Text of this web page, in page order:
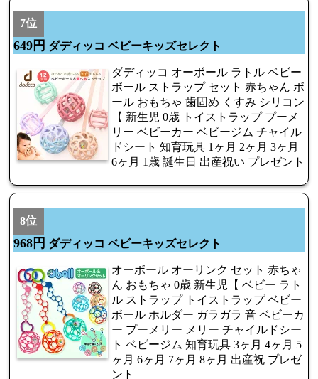
7位
649円 ダディッコ ベビーキッズセレクト
ダディッコ オーボール ラトル ベビー
ボール ストラップ セット 赤ちゃん ボ
ール おもちゃ 歯固め くすみ シリコン
【 新生児 0歳 トイストラップ プーメ
リー ベビーカー ベビージム チャイル
ドシート 知育玩具 1ヶ月 2ヶ月 3ヶ月
6ヶ月 1歳 誕生日 出産祝い プレゼント
8位
968円 ダディッコ ベビーキッズセレクト
オーボール オーリンク セット 赤ちゃ
ん おもちゃ 0歳 新生児【 ベビー ラト
ル ストラップ トイストラップ ベビー
ボール ホルダー ガラガラ 音 ベビーカ
ー プーメリー メリー チャイルドシー
ト ベビージム 知育玩具 3ヶ月 4ヶ月 5
ヶ月 6ヶ月 7ヶ月 8ヶ月 出産祝 プレゼ
ント